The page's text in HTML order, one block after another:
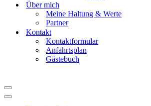
Über mich
Meine Haltung & Werte
Partner
Kontakt
Kontaktformular
Anfahrtsplan
Gästebuch
Navigationsmenü
Navigationsmenü